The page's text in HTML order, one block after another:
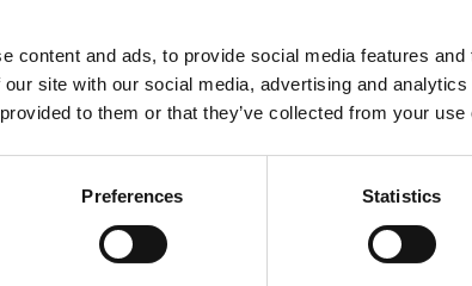
content and ads, to provide social media features
site with our social media, advertising and
to them or that they’ve collected from your
Preferences Statistics
zijn kwaliteiten. Ait El Hadj slingerde de bal
maar de bal ging net naast. Vijf minuten later
Zorgane te koppen, maar hij geraakte er net niet
stoom en opnieuw was daar Biondic. Ait El Hadj
Roef redde het schot, maar Union gaf nog niet op.
ook hij stuitte op de doelman van Gent.